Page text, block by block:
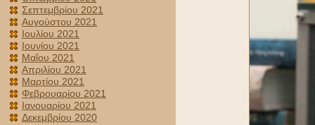
Σεπτεμβρίου 2021
Αυγούστου 2021
Ιουλίου 2021
Ιουνίου 2021
Μαΐου 2021
Απριλίου 2021
Μαρτίου 2021
Φεβρουαρίου 2021
Ιανουαρίου 2021
Δεκεμβρίου 2020